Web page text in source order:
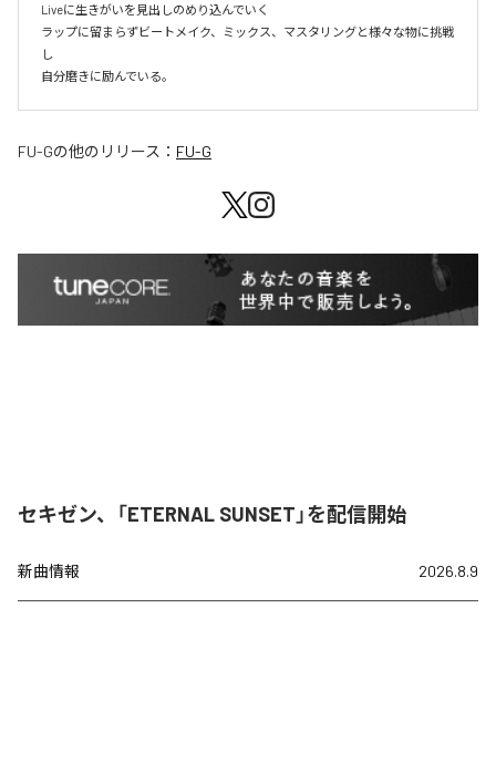
Liveに生きがいを見出しのめり込んでいく
ラップに留まらずビートメイク、ミックス、マスタリングと様々な物に挑戦
し
自分磨きに励んでいる。
FU-Gの他のリリース： FU-G
セキゼン、「ETERNAL SUNSET」を配信開始
新曲情報 2026.8.9